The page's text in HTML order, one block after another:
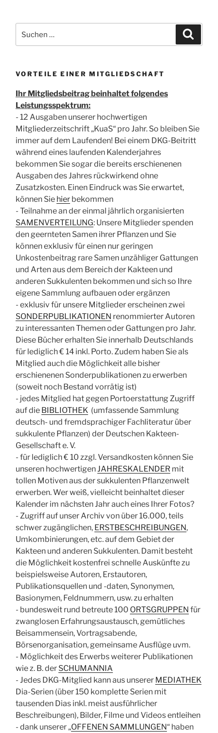
nach:
VORTEILE EINER MITGLIEDSCHAFT
Ihr Mitgliedsbeitrag beinhaltet folgendes
Leistungsspektrum:
- 12 Ausgaben unserer hochwertigen
Mitgliederzeitschrift „KuaS“ pro Jahr. So bleiben Sie
immer auf dem Laufenden! Bei einem DKG-Beitritt
während eines laufenden Kalenderjahres
bekommen Sie sogar die bereits erschienenen
Ausgaben des Jahres rückwirkend ohne
Zusatzkosten. Einen Eindruck was Sie erwartet,
können Sie hier bekommen
- Teilnahme an der einmal jährlich organisierten
SAMENVERTEILUNG: Unsere Mitglieder spenden
den geernteten Samen ihrer Pflanzen und Sie
können exklusiv für einen nur geringen
Unkostenbeitrag rare Samen unzähliger Gattungen
und Arten aus dem Bereich der Kakteen und
anderen Sukkulenten bekommen und sich so Ihre
eigene Sammlung aufbauen oder ergänzen
- exklusiv für unsere Mitglieder erscheinen zwei
SONDERPUBLIKATIONEN renommierter Autoren
zu interessanten Themen oder Gattungen pro Jahr.
Diese Bücher erhalten Sie innerhalb Deutschlands
für lediglich € 14 inkl. Porto. Zudem haben Sie als
Mitglied auch die Möglichkeit alle bisher
erschienenen Sonderpublikationen zu erwerben
(soweit noch Bestand vorrätig ist)
- jedes Mitglied hat gegen Portoerstattung Zugriff
auf die BIBLIOTHEK (umfassende Sammlung
deutsch- und fremdsprachiger Fachliteratur über
sukkulente Pflanzen) der Deutschen Kakteen-
Gesellschaft e. V.
- für lediglich € 10 zzgl. Versandkosten können Sie
unseren hochwertigenJAHRESKALENDER mit
tollen Motiven aus der sukkulenten Pflanzenwelt
erwerben. Wer weiß, vielleicht beinhaltet dieser
Kalender im nächsten Jahr auch eines Ihrer Fotos?
- Zugriff auf unser Archiv von über 16.000, teils
schwer zugänglichen, ERSTBESCHREIBUNGEN,
Umkombinierungen, etc. auf dem Gebiet der
Kakteen und anderen Sukkulenten. Damit besteht
die Möglichkeit kostenfrei schnelle Auskünfte zu
beispielsweise Autoren, Erstautoren,
Publikationsquellen und -daten, Synonymen,
Basionymen, Feldnummern, usw. zu erhalten
- bundesweit rund betreute 100 ORTSGRUPPEN für
zwanglosen Erfahrungsaustausch, gemütliches
Beisammensein, Vortragsabende,
Börsenorganisation, gemeinsame Ausflüge uvm.
- Möglichkeit des Erwerbs weiterer Publikationen
wie z. B. der SCHUMANNIA
- Jedes DKG-Mitglied kann aus unserer MEDIATHEK
Dia-Serien (über 150 komplette Serien mit
tausenden Dias inkl. meist ausführlicher
Beschreibungen), Bilder, Filme und Videos entleihen
- dank unserer „OFFENEN SAMMLUNGEN“ haben